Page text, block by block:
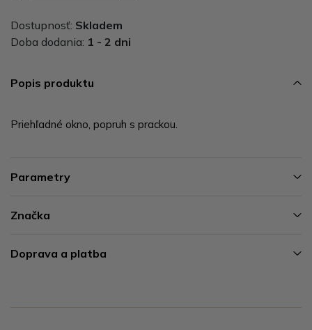
Dostupnosť: Skladem
Doba dodania: 1 - 2 dni
Popis produktu
Priehľadné okno, popruh s prackou.
Parametry
Značka
Doprava a platba